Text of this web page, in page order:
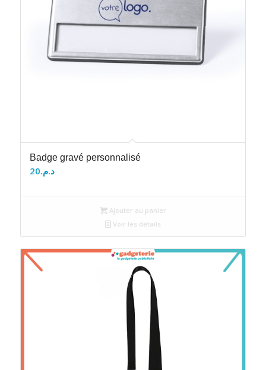
Badge gravé personnalisé
د.م.20
Ajouter au panier
Voir les détails